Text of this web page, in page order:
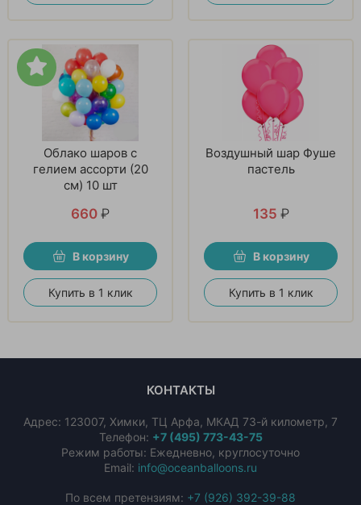
Облако шаров с
гелием ассорти (20
см) 10 шт
660 ₽
В корзину
Купить в 1 клик
Воздушный шар Фуше
пастель
135 ₽
В корзину
Купить в 1 клик
КОНТАКТЫ
Адрес: 123007, Химки, ТЦ Арфа, МКАД 73-й километр, 7
Телефон: +7 (495) 773-43-75
Режим работы: Ежедневно, круглосуточно
Email: info@oceanballoons.ru
По всем претензиям: +7 (926) 392-39-88